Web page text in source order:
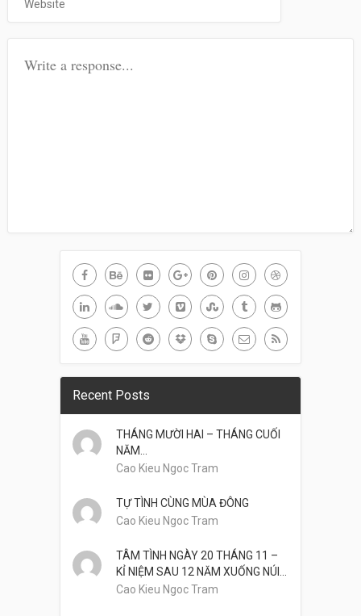
Recent Posts
THÁNG MƯỜI HAI – THÁNG CUỐI
NĂM…
Cao Kieu Ngoc Tram
TỰ TÌNH CÙNG MÙA ĐÔNG
Cao Kieu Ngoc Tram
TÂM TÌNH NGÀY 20 THÁNG 11 –
KỈ NIỆM SAU 12 NĂM XUỐNG NÚI…
Cao Kieu Ngoc Tram